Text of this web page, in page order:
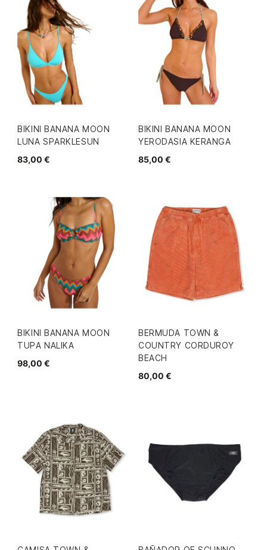
BIKINI BANANA MOON
LUNA SPARKLESUN
83,00 €
BIKINI BANANA MOON
YERODASIA KERANGA
85,00 €
BIKINI BANANA MOON
TUPA NALIKA
98,00 €
BERMUDA TOWN &
COUNTRY CORDUROY
BEACH
80,00 €